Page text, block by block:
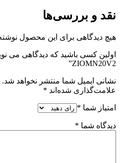
نقد و بررسی‌ها
هیچ دیدگاهی برای این محصول
ZIOMN20V2”
نشانی ایمیل شما منتشر نخواهد شد.
علامت‌گذاری شده‌اند *
امتیاز شما *
دیدگاه شما *